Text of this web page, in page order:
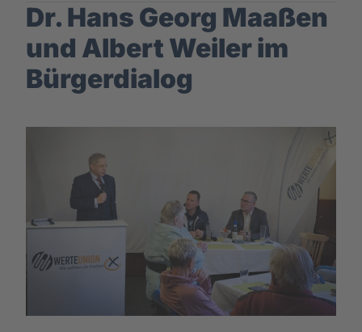
Dr. Hans Georg Maaßen
und Albert Weiler im
Bürgerdialog